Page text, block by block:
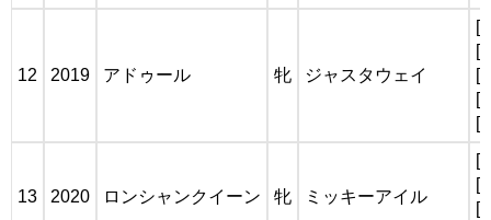
12 2019 アドゥール 牝 ジャスタウェイ
[
[
[
13 2020 ロンシャンクイーン 牝 ミッキーアイル
[
[